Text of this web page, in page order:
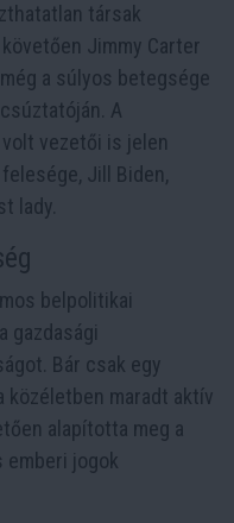
társak
Jimmy Carter
a súlyos betegsége
A
vezetői is jelen
Jill Biden,
lady.
belpolitikai
gazdasági
Bár csak egy
közéletben maradt aktív
alapította meg a
emberi jogok